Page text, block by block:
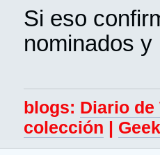
Si eso
nominados
blogs: Diario
colección |